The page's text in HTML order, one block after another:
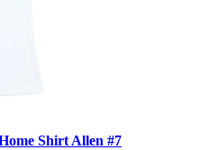
Shirt Allen #7